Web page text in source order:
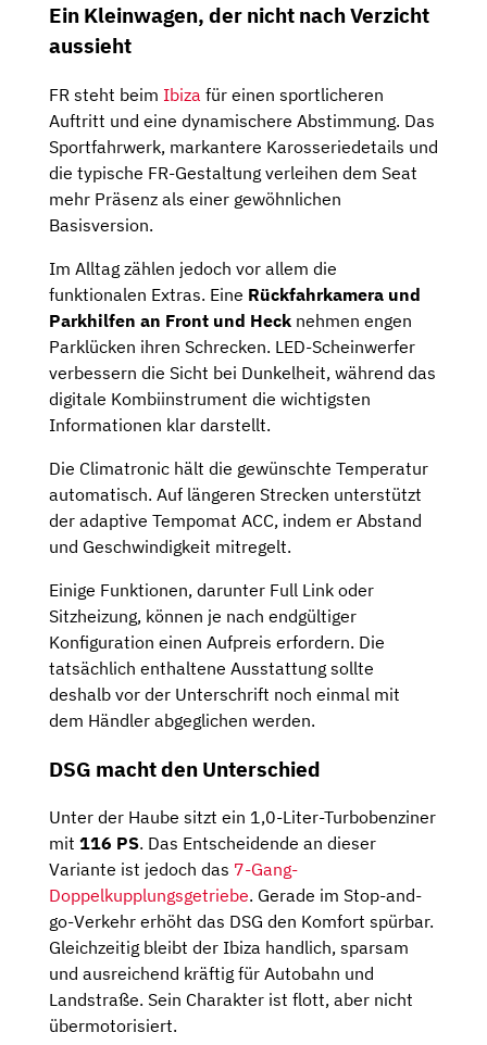
Ein Kleinwagen, der nicht nach Verzicht
aussieht
FR steht beim Ibiza für einen sportlicheren
Auftritt und eine dynamischere Abstimmung. Das
Sportfahrwerk, markantere Karosseriedetails und
die typische FR-Gestaltung verleihen dem Seat
mehr Präsenz als einer gewöhnlichen
Basisversion.
Im Alltag zählen jedoch vor allem die
funktionalen Extras. Eine Rückfahrkamera und
Parkhilfen an Front und Heck nehmen engen
Parklücken ihren Schrecken. LED-Scheinwerfer
verbessern die Sicht bei Dunkelheit, während das
digitale Kombiinstrument die wichtigsten
Informationen klar darstellt.
Die Climatronic hält die gewünschte Temperatur
automatisch. Auf längeren Strecken unterstützt
der adaptive Tempomat ACC, indem er Abstand
und Geschwindigkeit mitregelt.
Einige Funktionen, darunter Full Link oder
Sitzheizung, können je nach endgültiger
Konfiguration einen Aufpreis erfordern. Die
tatsächlich enthaltene Ausstattung sollte
deshalb vor der Unterschrift noch einmal mit
dem Händler abgeglichen werden.
DSG macht den Unterschied
Unter der Haube sitzt ein 1,0-Liter-Turbobenziner
mit 116 PS. Das Entscheidende an dieser
Variante ist jedoch das 7-Gang-
Doppelkupplungsgetriebe. Gerade im Stop-and-
go-Verkehr erhöht das DSG den Komfort spürbar.
Gleichzeitig bleibt der Ibiza handlich, sparsam
und ausreichend kräftig für Autobahn und
Landstraße. Sein Charakter ist flott, aber nicht
übermotorisiert.